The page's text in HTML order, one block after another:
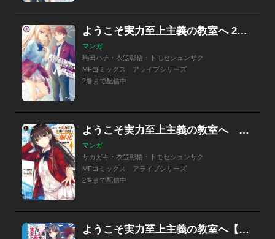
ようこそ実力至上主義の教室へ 2年生編 2nd Stage
マンガ
駒田ハチ・衣笠彰梧・トモセシュンサク
MFコミックス アライブシリーズ
2巻まで配信中
ようこそ実力至上主義の教室へ ルート堀北
マンガ
サカガキ・衣笠彰梧・トモセシュンサク
MFコミックス アライブシリーズ
2巻まで配信中
ようこそ実力至上主義の教室へ【ノベル分冊版】